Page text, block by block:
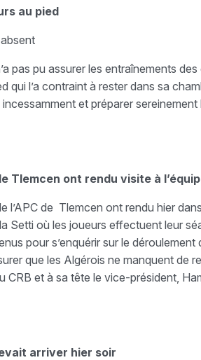
au pied
pas pu assurer les entraînements
qui l’a contraint à rester dans sa
et préparer
Tlemcen ont rendu visite à
l’APC de Tlemcen ont rendu hier
Setti où les joueurs effectuent leur
pour s’enquérir sur le déroulement
que les Algérois ne manquent de
CRB et à sa tête le vice-président,
arriver hier soir